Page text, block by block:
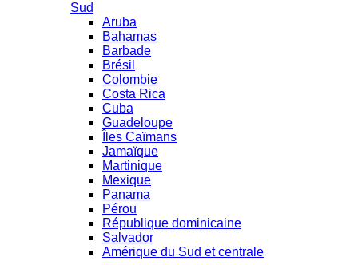
Sud
Aruba
Bahamas
Barbade
Brésil
Colombie
Costa Rica
Cuba
Guadeloupe
Îles Caïmans
Jamaïque
Martinique
Mexique
Panama
Pérou
République dominicaine
Salvador
Amérique du Sud et centrale